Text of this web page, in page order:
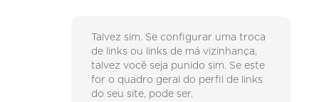
Talvez sim. Se configurar uma troca
de links ou links de má vizinhança,
talvez você seja punido sim. Se este
for o quadro geral do perfil de links
do seu site, pode ser.